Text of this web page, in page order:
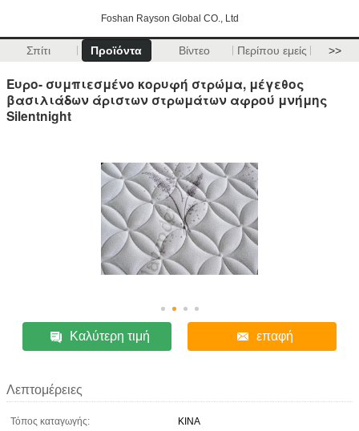
Foshan Rayson Global CO., Ltd
Σπίτι Προϊόντα Βίντεο Περίπου εμείς >>
Ευρο- συμπιεσμένο κορυφή στρώμα, μέγεθος
βασιλιάδων άριστων στρωμάτων αφρού μνήμης
Silentnight
Καλύτερη τιμή επαφή
Λεπτομέρειες
Τόπος καταγωγής:
ΚΙΝΑ